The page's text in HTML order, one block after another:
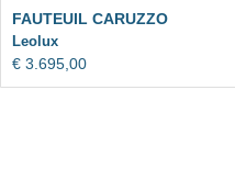
FAUTEUIL CARUZZO
Leolux
€ 3.695,00